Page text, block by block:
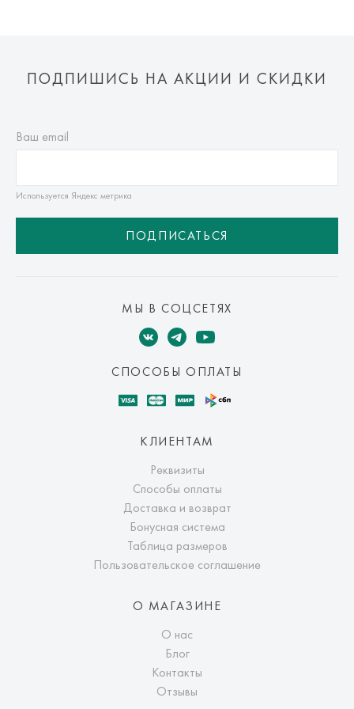
ПОДПИШИСЬ НА АКЦИИ И СКИДКИ
Ваш email
Используется Яндекс метрика
ПОДПИСАТЬСЯ
МЫ В СОЦСЕТЯХ
СПОСОБЫ ОПЛАТЫ
КЛИЕНТАМ
Реквизиты
Способы оплаты
Доставка и возврат
Бонусная система
Таблица размеров
Пользовательское соглашение
О МАГАЗИНЕ
О нас
Блог
Контакты
Отзывы